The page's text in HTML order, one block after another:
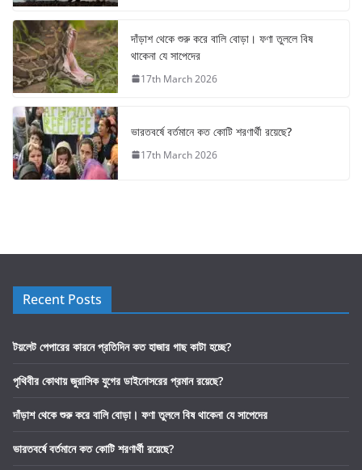
দাঁড়াশ থেকে শুরু করে বালি বোড়া। ফণা তুললে বিষ
থাকেনা যে সাপেদের
17th March 2026
ভারতবর্ষে বর্তমানে কত কোটি শরণার্থী রয়েছে?
17th March 2026
Recent Posts
টয়লেট পেপারের কারনে প্রতিদিন কত হাজার গাছ কাটা হচ্ছে?
পৃথিবীর কোথায় জুরাসিক যুগের ডাইনোসরের প্রমান রয়েছে?
দাঁড়াশ থেকে শুরু করে বালি বোড়া। ফণা তুললে বিষ থাকেনা যে সাপেদের
ভারতবর্ষে বর্তমানে কত কোটি শরণার্থী রয়েছে?